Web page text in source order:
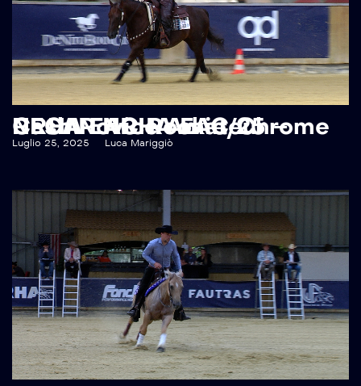
RECAP NRHA EAC 25 – NRHA EAC Rookie/Chrome Cash Novice Amateur
Luglio 25, 2025 Luca Mariggiò